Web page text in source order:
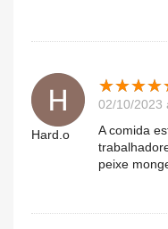
Hard.o
★★★★
★★★★
02/10/2023
A comida
peixe